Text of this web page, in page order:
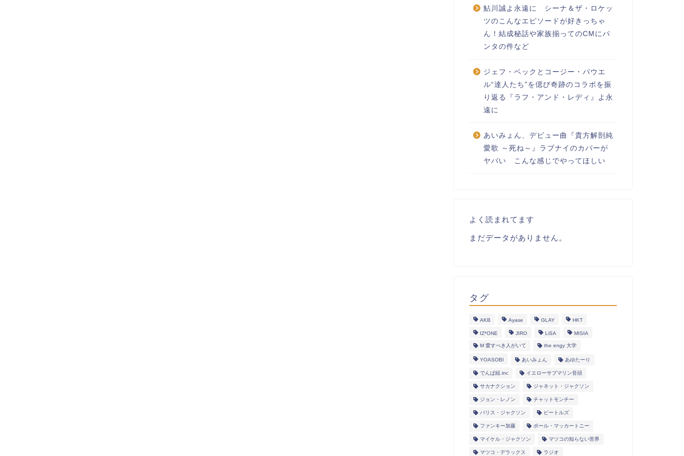
鮎川誠よ永遠に シーナ＆ザ・ロケッ
ツのこんなエピソードが好きっちゃ
ん！結成秘話や家族揃ってのCMにパ
ンタの件など
ジェフ・ベックとコージー・パウエ
ル“達人たち”を偲び奇跡のコラボを振
り返る『ラフ・アンド・レディ』よ永
遠に
あいみょん、デビュー曲『貴方解剖純
愛歌 ～死ね～』ラブナイのカバーが
ヤバい こんな感じでやってほしい
よく読まれてます
まだデータがありません。
タグ
AKB Ayase GLAY HKT
IZ*ONE JIRO LiSA MISIA
M 愛すべき人がいて the engy 大学
YOASOBI あいみょん あゆたーり
でんぱ組.inc イエローサブマリン音頭
サカナクション ジャネット・ジャクソン
ジョン・レノン チャットモンチー
パリス・ジャクソン ビートルズ
ファンキー加藤 ポール・マッカートニー
マイケル・ジャクソン マツコの知らない世界
マツコ・デラックス ラジオ